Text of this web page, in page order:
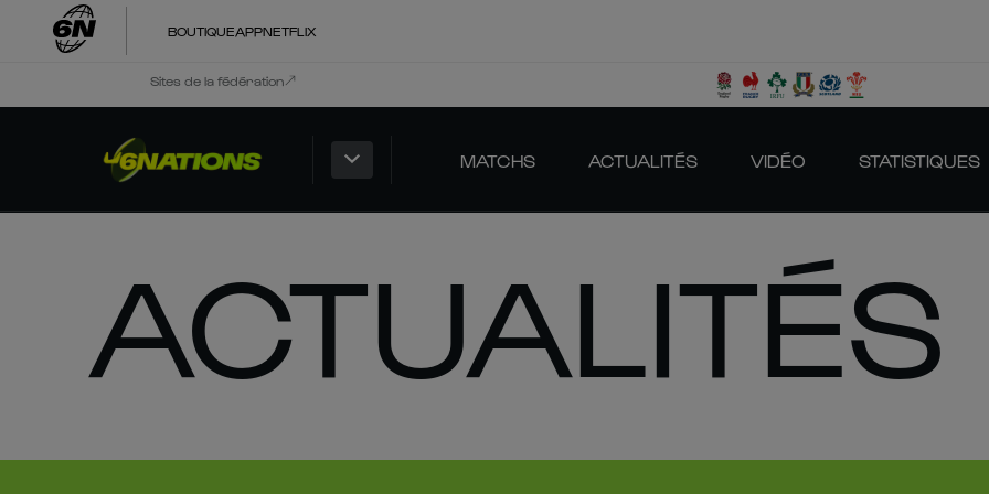
BOUTIQUEAPPNETFLIX
Sites de la fédération
MATCHS ACTUALITÉS VIDÉO STATISTIQUES
ACTUALITÉS